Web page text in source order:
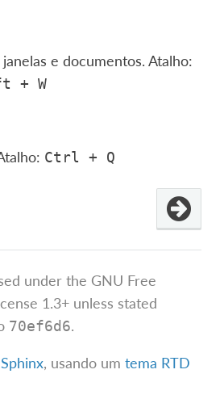
e documentos. Atalho:
+ W
Ctrl + Q
under the GNU Free
1.3+ unless stated
70ef6d6.
Sphinx, usando umtema RTD